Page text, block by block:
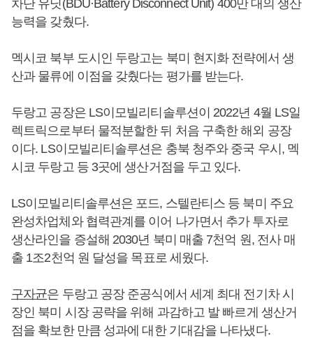
차단 유닛(BDU·Battery Disconnect Unit) 400만 대의 생산
능력을 갖췄다.
멕시코 북부 도시인 두랑고는 북미 현지화 전략에서 생
산과 물류에 이점을 갖췄다는 평가를 받는다.
두랑고 공장은 LS이모빌리티솔루션이 2022년 4월 LS일
렉트릭으로부터 물적분할한 뒤 처음 구축한 해외 공장
이다. LS이모빌리티솔루션은 충북 청주와 중국 우시, 멕
시코 두랑고 등 3곳에 생산거점을 두고 있다.
LS이모빌리티솔루션은 포드, 스텔란티스 등 북미 주요
완성차업체와 협력관계를 이어 나가면서 추가 투자로
생산라인을 증설해 2030년 북미 매출 7천억 원, 전사 매
출 1조2천억 원 달성을 목표로 세웠다.
구자균은 두랑고 공장 준공식에서 세계 최대 전기차 시
장인 북미 시장 공략을 위해 과감하고 발 빠르게 생산거
점을 확보한 만큼 성과에 대한 기대감을 나타냈다.